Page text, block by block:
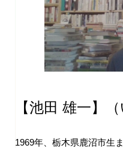
【池田 雄一】
1969年、栃木県鹿沼市生